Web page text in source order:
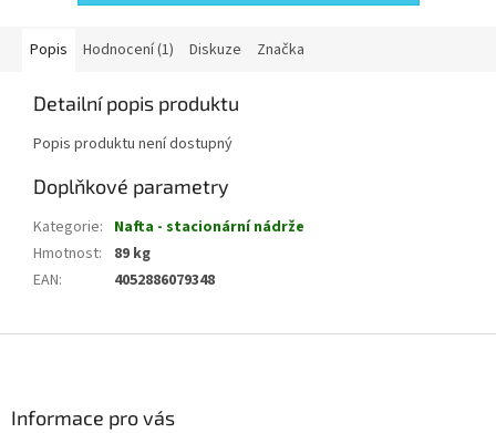
Popis Hodnocení (1) Diskuze Značka
Detailní popis produktu
Popis produktu není dostupný
Doplňkové parametry
Kategorie: Nafta - stacionární nádrže
Hmotnost:
89 kg
EAN: 4052886079348
Informace pro vás